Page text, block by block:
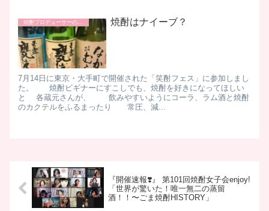
焼酎プロデューサーの日常 焼酎はナイーブ？
7月14日に東京・大手町で開催された「笑酎フェス」に参加しまし
た。 焼酎ビギナーにすこしでも、焼酎を好きになってほしい
と 各蔵元さんが、 飲みやすいようにコーラ、ラム酒と焼酎
のカクテルをふるまったり 常圧、減...
『開催速報❣️』 第101回焼酎女子会enjoy!
「世界が驚いた！唯一無二の蒸留
酒！！〜ごま焼酎HISTORY」